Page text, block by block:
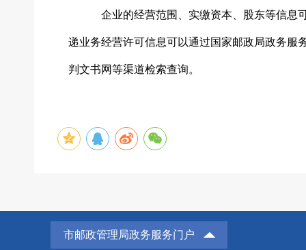
企业的经营范围、实缴资本、股东等信息
递业务经营许可信息可以通过国家邮政局政务服
判文书网等渠道检索查询。
市邮政管理局政务服务门户